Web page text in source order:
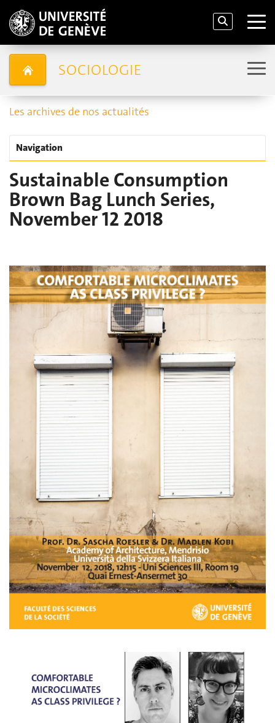
SOCIOLOGIE
Les archives de nos actualités
Navigation
Sustainable Consumption
Brown Bag Lunch Series,
November 12 2018